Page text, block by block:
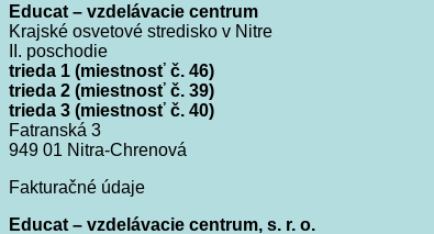
Educat – vzdelávacie centrum
Krajské osvetové stredisko v Nitre
II. poschodie
trieda 1 (miestnosť č. 46)
trieda 2 (miestnosť č. 39)
trieda 3 (miestnosť č. 40)
Fatranská 3
949 01 Nitra-Chrenová
Fakturačné údaje
Educat – vzdelávacie centrum, s. r. o.